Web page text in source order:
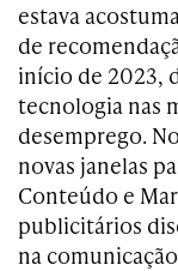
estava
de
início de 2023,
tecnologia nas
desemprego.
novas janelas
Conteúdo e
publicitários
na